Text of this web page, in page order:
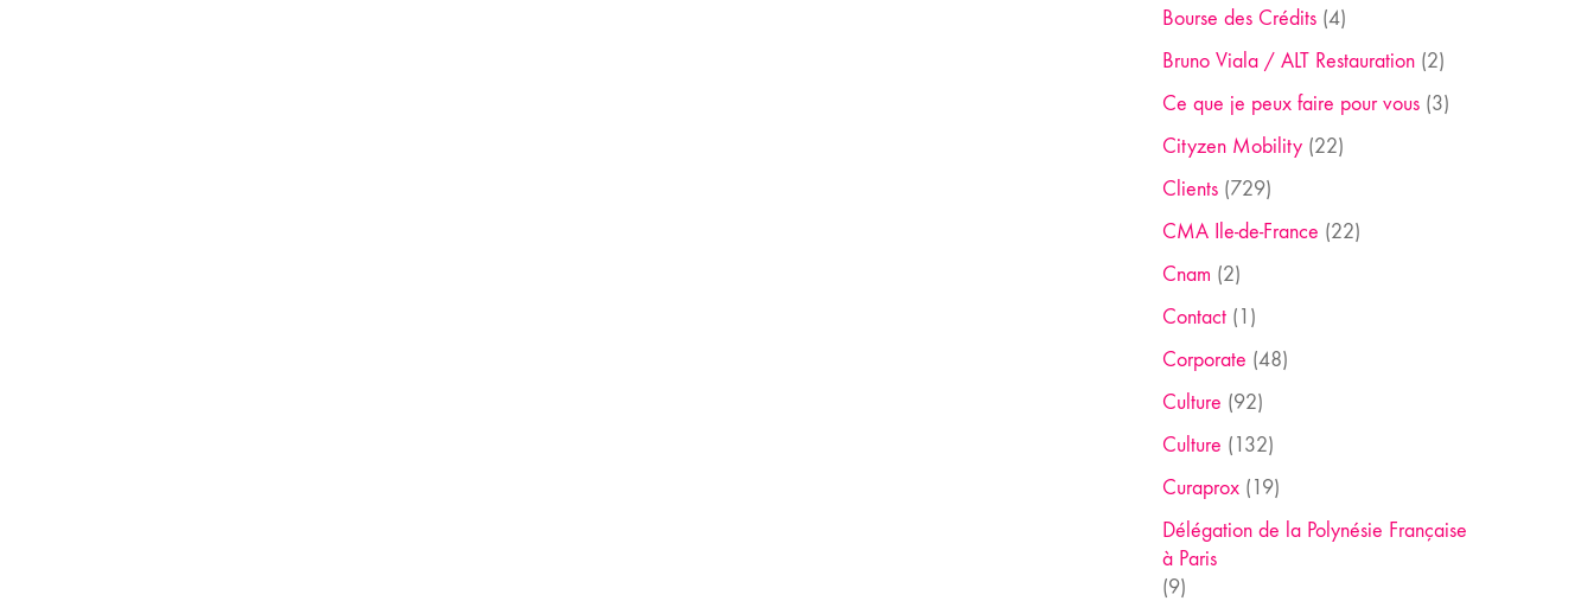
Bourse des Crédits(4)
Bruno Viala / ALT Restauration(2)
Ce que je peux faire pour vous(3)
Cityzen Mobility(22)
Clients(729)
CMA Ile-de-France (22)
Cnam (2)
Contact(1)
Corporate (48)
Culture (92)
Culture (132)
Curaprox(19)
Délégation de la Polynésie Française
à Paris
(9)